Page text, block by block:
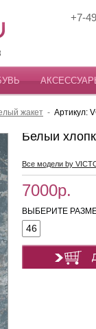
+7-
жакет - Артикул:
Белый
Все модели by
7000р.
ВЫБЕРИТЕ
46